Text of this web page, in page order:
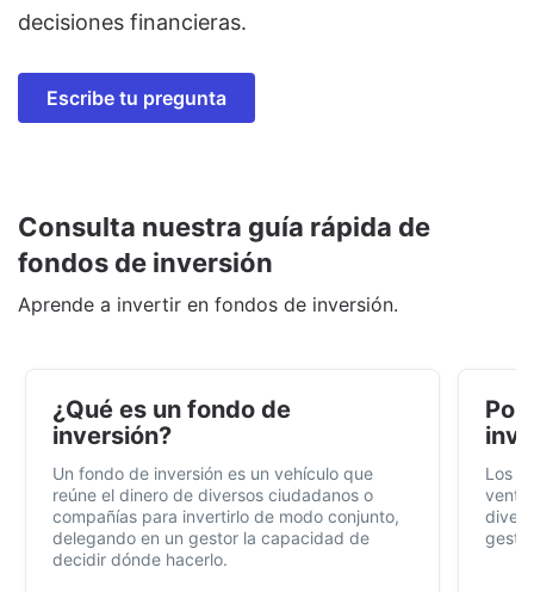
decisiones financieras.
Escribe tu pregunta
Consulta nuestra guía rápida de
fondos de inversión
Aprende a invertir en fondos de inversión.
¿Qué es un fondo de
inversión?
Un fondo de inversión es un vehículo que
reúne el dinero de diversos ciudadanos o
compañías para invertirlo de modo conjunto,
delegando en un gestor la capacidad de
decidir dónde hacerlo.
Por
Los